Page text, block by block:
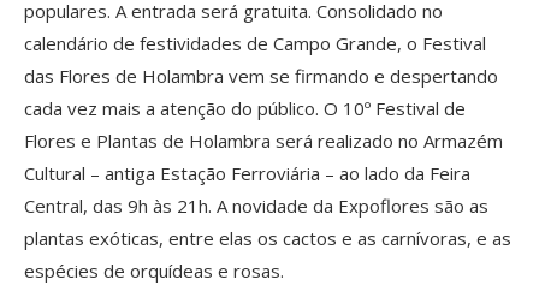
populares. A entrada será gratuita. Consolidado no
calendário de festividades de Campo Grande, o Festival
das Flores de Holambra vem se firmando e despertando
cada vez mais a atenção do público. O 10º Festival de
Flores e Plantas de Holambra será realizado no Armazém
Cultural – antiga Estação Ferroviária – ao lado da Feira
Central, das 9h às 21h. A novidade da Expoflores são as
plantas exóticas, entre elas os cactos e as carnívoras, e as
espécies de orquídeas e rosas.